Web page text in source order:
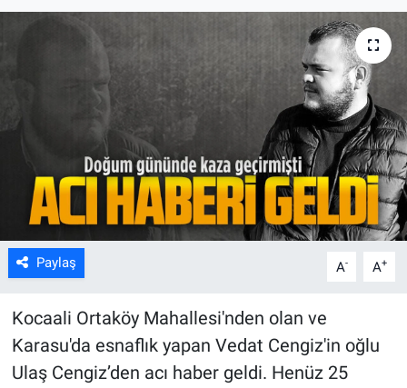
Paylaş A- A+
Kocaali Ortaköy Mahallesi'nden olan ve
Karasu'da esnaflık yapan Vedat Cengiz'in oğlu
Ulaş Cengiz’den acı haber geldi. Henüz 25